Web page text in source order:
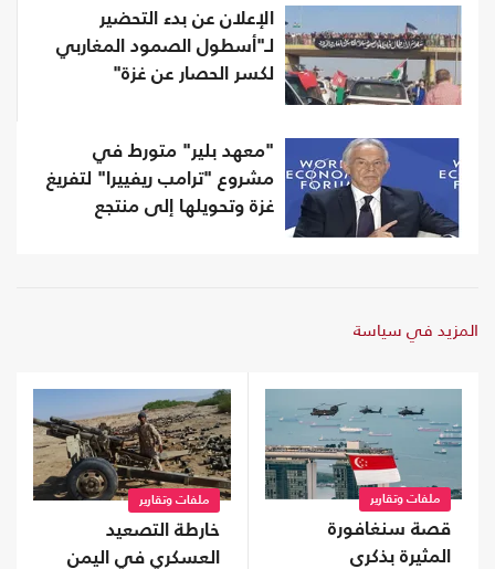
الإعلان عن بدء التحضير
لـ"أسطول الصمود المغاربي
لكسر الحصار عن غزة"
"معهد بلير" متورط في
مشروع "ترامب ريفييرا" لتفريغ
غزة وتحويلها إلى منتجع
المزيد في سياسة
ملفات وتقارير
قصة سنغافورة
المثيرة بذكرى
ملفات وتقارير
خارطة التصعيد
العسكري في اليمن